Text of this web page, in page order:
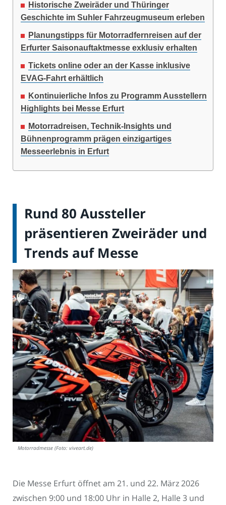
Historische Zweiräder und Thüringer
Geschichte im Suhler Fahrzeugmuseum erleben
Planungstipps für Motorradfernreisen auf der
Erfurter Saisonauftaktmesse exklusiv erhalten
Tickets online oder an der Kasse inklusive
EVAG-Fahrt erhältlich
Kontinuierliche Infos zu Programm Ausstellern
Highlights bei Messe Erfurt
Motorradreisen, Technik-Insights und
Bühnenprogramm prägen einzigartiges
Messeerlebnis in Erfurt
Rund 80 Aussteller
präsentieren Zweiräder und
Trends auf Messe
Motorradmesse (Foto: viveart.de)
Die Messe Erfurt öffnet am 21. und 22. März 2026
zwischen 9:00 und 18:00 Uhr in Halle 2, Halle 3 und